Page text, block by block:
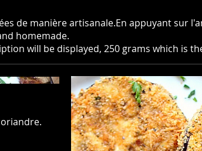
de manière artisanale.En appuyant sur
homemade.
will be displayed, 250 grams which is